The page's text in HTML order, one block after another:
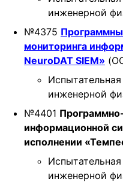
инженерной
№4375
мониторинга
NeuroDAT SIEM»
инженерной
№4401
информационной
исполнении
инженерной